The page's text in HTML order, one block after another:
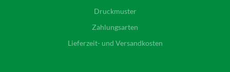
Druckmuster
Zahlungsarten
Lieferzeit- und Versandkosten